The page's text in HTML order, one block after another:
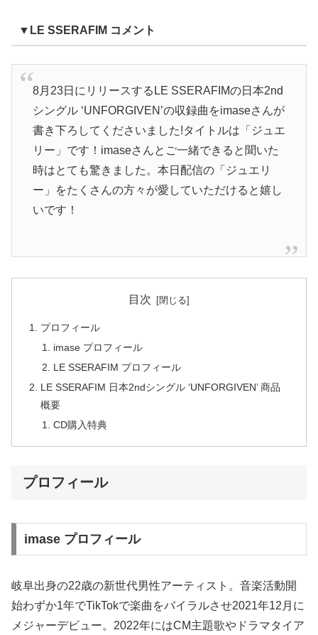
▼LE SSERAFIM コメント
8月23日にリリースするLE SSERAFIMの日本2nd
シングル ‘UNFORGIVEN’の収録曲をimaseさんが
書き下ろしてくださいました!タイトルは「ジュエ
リー」です！imaseさんとご一緒できると聞いた
時はとても驚きました。本日配信の「ジュエリ
ー」をたくさんの方々が愛していただけると嬉し
いです！
目次
プロフィール
imase プロフィール
LE SSERAFIM プロフィール
LE SSERAFIM 日本2ndシングル ‘UNFORGIVEN’ 商品
概要
CD購入特典
プロフィール
imase プロフィール
岐阜出身の22歳の新世代男性アーティスト。音楽活動開
始わずか1年でTikTokで楽曲をバイラルさせ2021年12月に
メジャーデビュー。2022年にはCM主題歌やドラマタイア